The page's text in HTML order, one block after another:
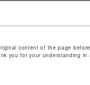
content of the page
you for your understanding in